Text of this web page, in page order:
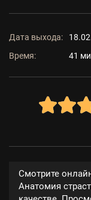
Дата выхода:
Время:
41
Смотрите
Анатомия